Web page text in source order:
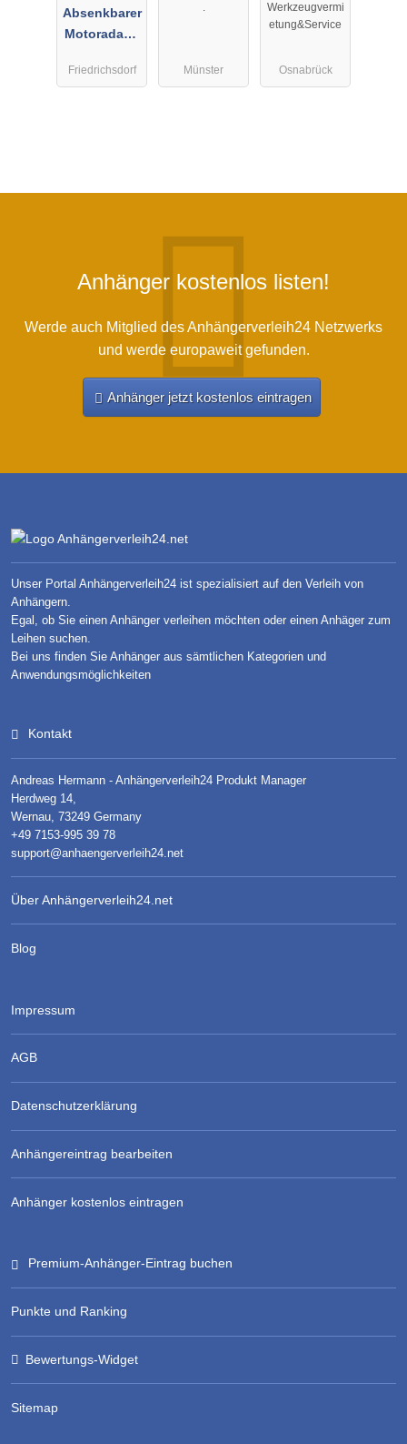
Absenkbarer
Motoradanh
WOM XT
Friedrichsdorf
2.
Münster
Werkzeugvermi
etung&Service
Osnabrück
Anhänger kostenlos listen!
Werde auch Mitglied des Anhängerverleih24 Netzwerks
und werde europaweit gefunden.
Anhänger jetzt kostenlos eintragen
Unser Portal Anhängerverleih24 ist spezialisiert auf den Verleih von
Anhängern.
Egal, ob Sie einen Anhänger verleihen möchten oder einen Anhäger zum
Leihen suchen.
Bei uns finden Sie Anhänger aus sämtlichen Kategorien und
Anwendungsmöglichkeiten
Kontakt
Andreas Hermann - Anhängerverleih24 Produkt Manager
Herdweg 14,
Wernau, 73249 Germany
+49 7153-995 39 78
support@anhaengerverleih24.net
Über Anhängerverleih24.net
Blog
Impressum
AGB
Datenschutzerklärung
Anhängereintrag bearbeiten
Anhänger kostenlos eintragen
Premium-Anhänger-Eintrag buchen
Punkte und Ranking
Bewertungs-Widget
Sitemap